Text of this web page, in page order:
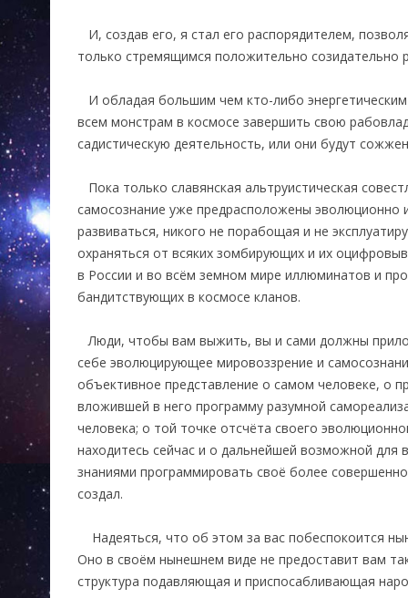
И, создав его, я стал его распорядителем,
только стремящимся положительно созидательно
И обладая большим чем кто-либо
всем монстрам в космосе завершить свою
садистическую деятельность, или они будут
Пока только славянская альтруистическая
самосознание уже предрасположены эволюционно
развиваться, никого не порабощая и не
охраняться от всяких зомбирующих и их
в России и во всём земном мире иллюминатов и
бандитствующих в космосе кланов.
Люди, чтобы вам выжить, вы и сами должны
себе эволюцирующее мировоззрение и
объективное представление о самом человеке, о
вложившей в него программу разумной
человека; о той точке отсчёта своего
находитесь сейчас и о дальнейшей возможной для
знаниями программировать своё более
создал.
Надеяться, что об этом за вас побеспокоится
Оно в своём нынешнем виде не предоставит вам
структура подавляющая и приспосабливающая